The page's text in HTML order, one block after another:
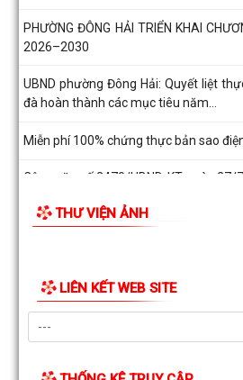
Miễn phí 100% chứng thực bản sao
Công văn số 2470/UBND-KT ngày
Hải về việc thông tin, tuyên truyền...
Đồng chí Giám đốc Sở Nông nghiệp
Hải
Phường Đông Hải tổ chức các
THƯ VIỆN ẢNH